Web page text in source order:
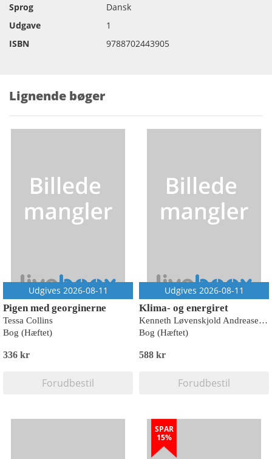
Sprog
Dansk
Udgave
1
ISBN
9788702443905
Lignende bøger
Udgives 2026-08-11
Pigen med georginerne
Tessa Collins
Bog (Hæftet)
336 kr
Forudbestil
Udgives 2026-08-11
Klima- og energiret
Kenneth Løvenskjold Andreasen;Bent Ole Gram Mortensen
Bog (Hæftet)
588 kr
Forudbestil
SPAR
15%